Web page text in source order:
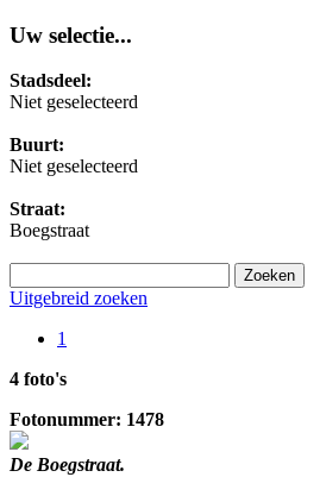
Uw selectie...
Stadsdeel:
Niet geselecteerd
Buurt:
Niet geselecteerd
Straat:
Boegstraat
Uitgebreid zoeken
1
4 foto's
Fotonummer: 1478
De Boegstraat.